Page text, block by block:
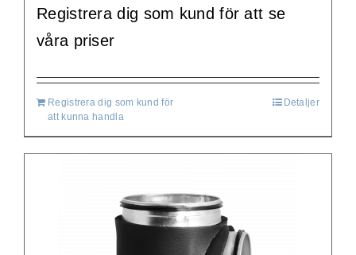
Registrera dig som kund för att se
våra priser
Registrera dig som kund för
att kunna handla
Detaljer